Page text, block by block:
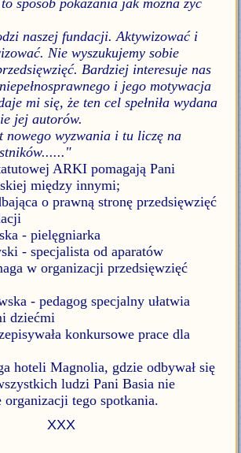
naszej fundacji. Aktywizować i
Nie wyszukujemy sobie
Bardziej interesuje nas
i jego motywacja
mi się, że ten cel spełniła wydana
jej autorów.
nowego wyzwania i tu liczę na
ARKI pomagają Pani
między innymi;
o prawną stronę przedsięwzięć
- pielęgniarka
- specjalista od aparatów
w organizacji przedsięwzięć
- pedagog specjalny ułatwia
dziećmi
konkursowe prace dla
hoteli Magnolia, gdzie odbywał się
ludzi Pani Basia nie
organizacji tego spotkania.
XXX